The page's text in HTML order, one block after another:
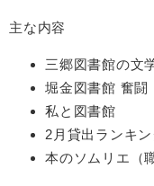
主な内容
三郷図書館の文
堀金図書館 奮闘
私と図書館
2月貸出ランキ
本のソムリエ（